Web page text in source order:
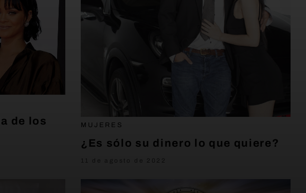
de los
MUJERES
¿Es sólo su dinero lo que quiere?
11 de agosto de 2022